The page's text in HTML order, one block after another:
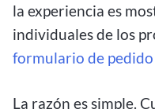
la experiencia es
individuales de los
formulario de
La razón es simple.